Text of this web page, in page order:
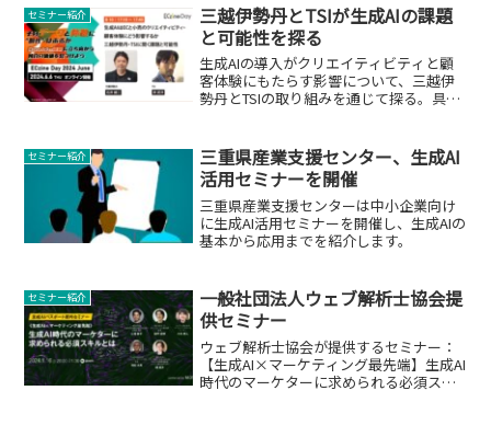
セミナー紹介
三越伊勢丹とTSIが生成AIの課題
と可能性を探る
生成AIの導入がクリエイティビティと顧
客体験にもたらす影響について、三越伊
勢丹とTSIの取り組みを通じて探る。具体
セミナー紹介
三重県産業支援センター、生成AI
活用セミナーを開催
三重県産業支援センターは中小企業向け
に生成AI活用セミナーを開催し、生成AIの
基本から応用までを紹介します。
セミナー紹介
一般社団法人ウェブ解析士協会提
供セミナー
ウェブ解析士協会が提供するセミナー：
【生成AI×マーケティング最先端】生成AI
時代のマーケターに求められる必須スキ